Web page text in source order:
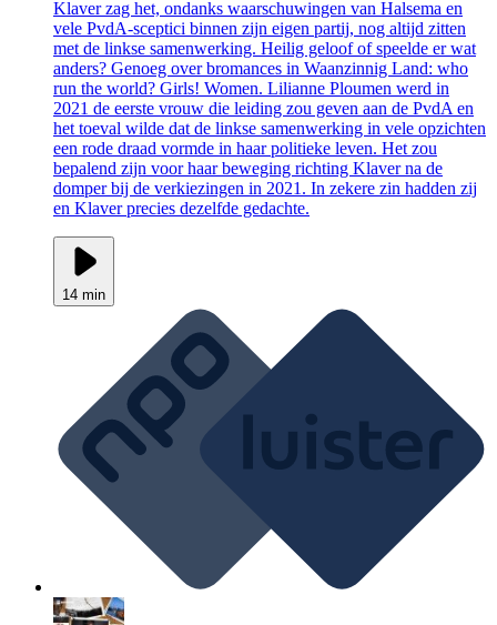
Klaver zag het, ondanks waarschuwingen van Halsema en
vele PvdA-sceptici binnen zijn eigen partij, nog altijd zitten
met de linkse samenwerking. Heilig geloof of speelde er wat
anders? Genoeg over bromances in Waanzinnig Land: who
run the world? Girls! Women. Lilianne Ploumen werd in
2021 de eerste vrouw die leiding zou geven aan de PvdA en
het toeval wilde dat de linkse samenwerking in vele opzichten
een rode draad vormde in haar politieke leven. Het zou
bepalend zijn voor haar beweging richting Klaver na de
domper bij de verkiezingen in 2021. In zekere zin hadden zij
en Klaver precies dezelfde gedachte.
14 min